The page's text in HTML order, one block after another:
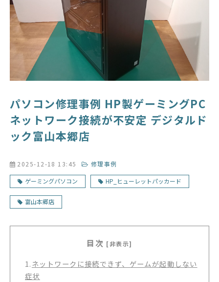
パソコン修理事例 HP製ゲーミングPC
ネットワーク接続が不安定 デジタルド
ック富山本郷店
2025-12-18 13:45 修理事例
ゲーミングパソコン HP_ヒューレットパッカード
富山本郷店
目次 [非表示]
1.ネットワークに接続できず、ゲームが起動しない
症状